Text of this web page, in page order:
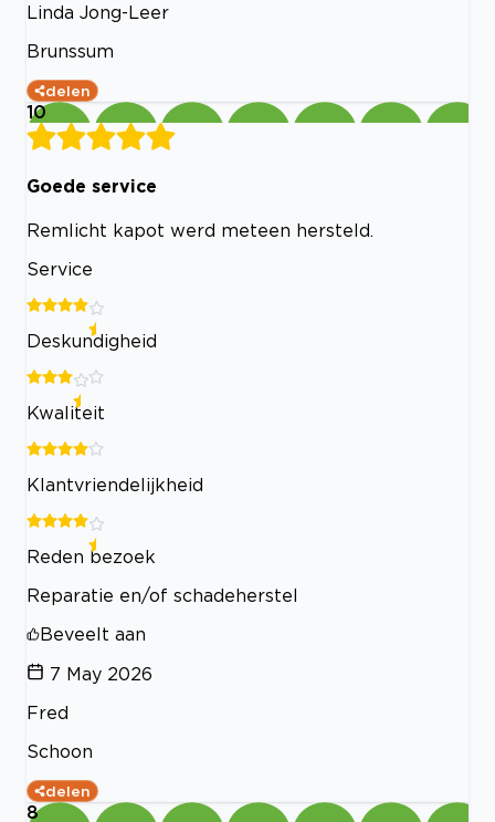
Linda Jong-Leer
Brunssum
delen
10
Goede service
Remlicht kapot werd meteen hersteld.
Service
Deskundigheid
Kwaliteit
Klantvriendelijkheid
Reden bezoek
Reparatie en/of schadeherstel
Beveelt aan
7 May 2026
Fred
Schoon
delen
8